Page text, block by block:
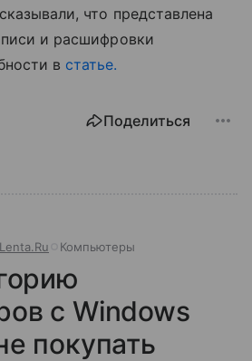
что представлена
и расшифровки
в статье.
Поделиться
Lenta.Ru Компьютеры
с Windows
покупать